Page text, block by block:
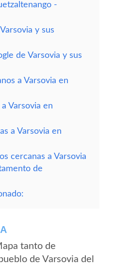
-
y sus
de Varsovia y sus
a Varsovia en
Varsovia en
a Varsovia en
cercanas a Varsovia
de
tanto de
de Varsovia del